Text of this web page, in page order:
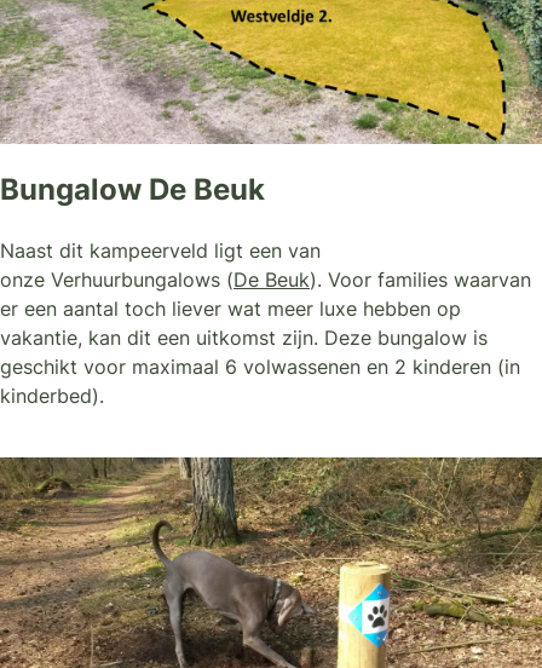
Bungalow De Beuk
Naast dit kampeerveld ligt een van
onze Verhuurbungalows (De Beuk). Voor families waarvan
er een aantal toch liever wat meer luxe hebben op
vakantie, kan dit een uitkomst zijn. Deze bungalow is
geschikt voor maximaal 6 volwassenen en 2 kinderen (in
kinderbed).